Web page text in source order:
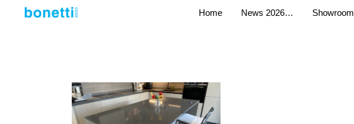
Home News 2026… Showroom